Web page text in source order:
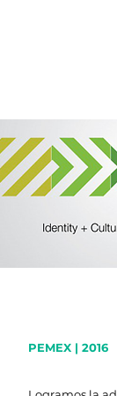
PEMEX | 2016